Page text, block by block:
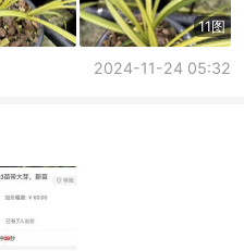
11图
2024-11-24 05:32